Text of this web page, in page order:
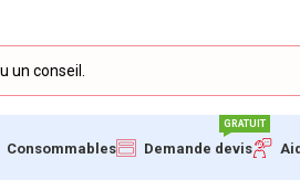
Consommables Demande devis
GRATUIT